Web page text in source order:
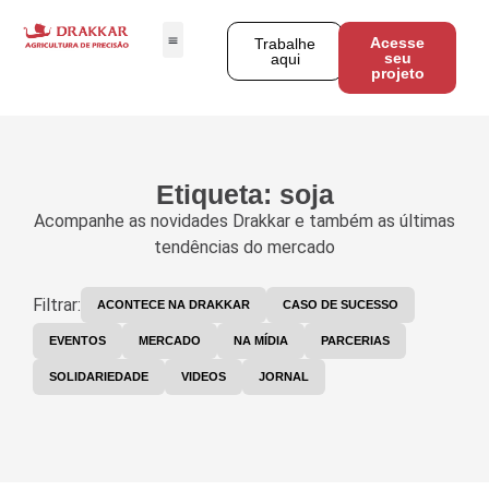
Trabalhe
aqui
Acesse
seu
projeto
Etiqueta: soja
Acompanhe as novidades Drakkar e também as últimas
tendências do mercado
Filtrar: ACONTECE NA DRAKKAR CASO DE SUCESSO
EVENTOS MERCADO NA MÍDIA PARCERIAS
SOLIDARIEDADE VIDEOS JORNAL